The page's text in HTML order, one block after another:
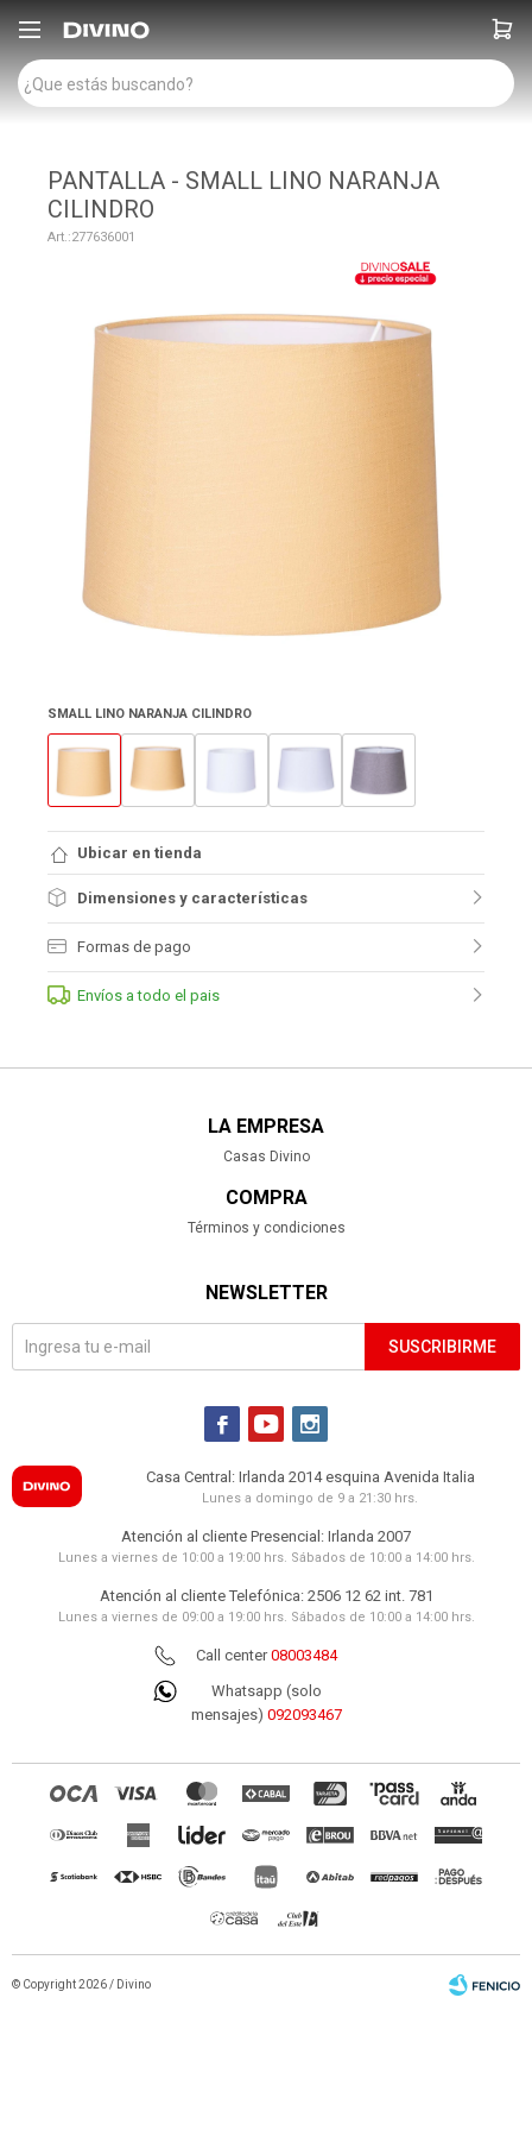

PANTALLA - SMALL LINO NARANJA
CILINDRO
277636001
SMALL LINO NARANJA CILINDRO
Ubicar en tienda
Dimensiones y características
Formas de pago
Envíos a todo el pais
LA EMPRESA
Casas Divino
COMPRA
Términos y condiciones
NEWSLETTER
SUSCRIBIRME
  
Casa Central: Irlanda 2014 esquina Avenida Italia
Lunes a domingo de 9 a 21:30 hrs.
Atención al cliente Presencial: Irlanda 2007
Lunes a viernes de 10:00 a 19:00 hrs. Sábados de 10:00 a 14:00 hrs.
Atención al cliente Telefónica: 2506 12 62 int. 781
Lunes a viernes de 09:00 a 19:00 hrs. Sábados de 10:00 a 14:00 hrs.
Call center08003484
Whatsapp (solo
mensajes) 092093467
© Copyright 2026 / Divino